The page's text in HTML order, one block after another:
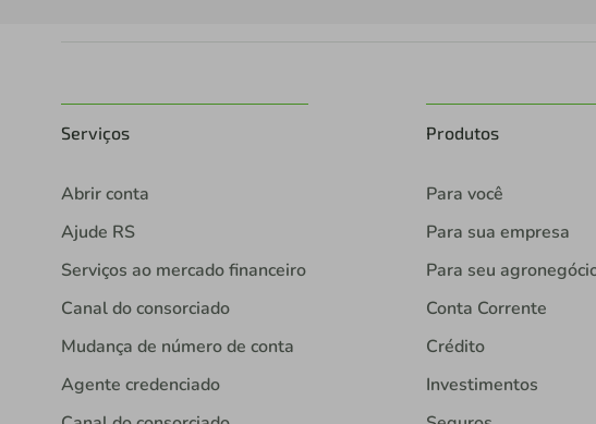
Serviços
Abrir conta
Ajude RS
Serviços ao mercado financeiro
Canal do consorciado
Mudança de número de conta
Agente credenciado
Produtos
Para você
Para sua empresa
Para seu
Conta Corrente
Crédito
Investimentos